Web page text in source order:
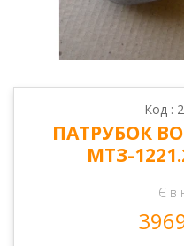
Код :
ПАТРУБОК
МТЗ-
Є в